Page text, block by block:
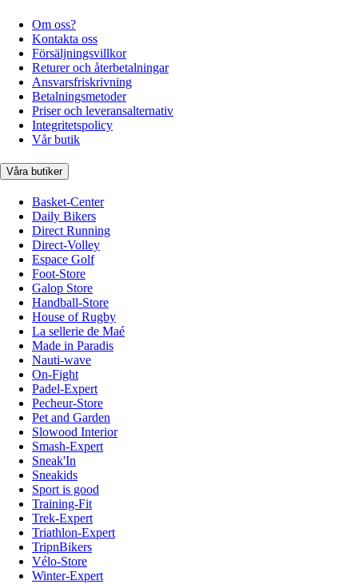
Om oss?
Kontakta oss
Försäljningsvillkor
Returer och återbetalningar
Ansvarsfriskrivning
Betalningsmetoder
Priser och leveransalternativ
Integritetspolicy
Vår butik
Våra butiker
Basket-Center
Daily Bikers
Direct Running
Direct-Volley
Espace Golf
Foot-Store
Galop Store
Handball-Store
House of Rugby
La sellerie de Maé
Made in Paradis
Nauti-wave
On-Fight
Padel-Expert
Pecheur-Store
Pet and Garden
Slowood Interior
Smash-Expert
Sneak'In
Sneakids
Sport is good
Training-Fit
Trek-Expert
Triathlon-Expert
TripnBikers
Vélo-Store
Winter-Expert